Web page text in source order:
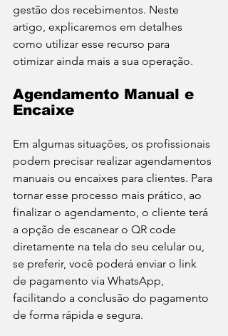
gestão dos recebimentos. Neste
artigo, explicaremos em detalhes
como utilizar esse recurso para
otimizar ainda mais a sua operação.
Agendamento Manual e
Encaixe
Em algumas situações, os profissionais
podem precisar realizar agendamentos
manuais ou encaixes para clientes. Para
tornar esse processo mais prático, ao
finalizar o agendamento, o cliente terá
a opção de escanear o QR code
diretamente na tela do seu celular ou,
se preferir, você poderá enviar o link
de pagamento via WhatsApp,
facilitando a conclusão do pagamento
de forma rápida e segura.